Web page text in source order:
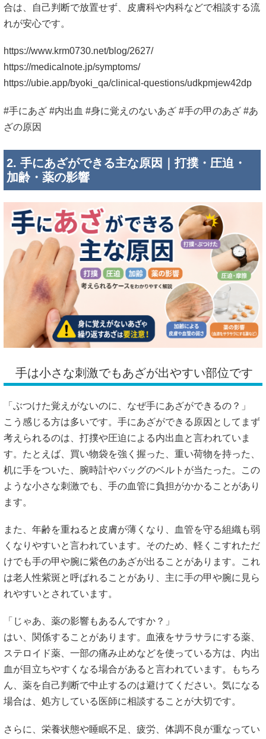
合は、自己判断で放置せず、皮膚科や内科などで相談する流
れが安心です。
https://www.krm0730.net/blog/2627/
https://medicalnote.jp/symptoms/
https://ubie.app/byoki_qa/clinical-questions/udkpmjew42dp
#手にあざ #内出血 #身に覚えのないあざ #手の甲のあざ #あ
ざの原因
2. 手にあざができる主な原因｜打撲・圧迫・
加齢・薬の影響
手は小さな刺激でもあざが出やすい部位です
「ぶつけた覚えがないのに、なぜ手にあざができるの？」
こう感じる方は多いです。手にあざができる原因としてまず
考えられるのは、打撲や圧迫による内出血と言われていま
す。たとえば、買い物袋を強く握った、重い荷物を持った、
机に手をついた、腕時計やバッグのベルトが当たった。この
ような小さな刺激でも、手の血管に負担がかかることがあり
ます。
また、年齢を重ねると皮膚が薄くなり、血管を守る組織も弱
くなりやすいと言われています。そのため、軽くこすれただ
けでも手の甲や腕に紫色のあざが出ることがあります。これ
は老人性紫斑と呼ばれることがあり、主に手の甲や腕に見ら
れやすいとされています。
「じゃあ、薬の影響もあるんですか？」
はい、関係することがあります。血液をサラサラにする薬、
ステロイド薬、一部の痛み止めなどを使っている方は、内出
血が目立ちやすくなる場合があると言われています。もちろ
ん、薬を自己判断で中止するのは避けてください。気になる
場合は、処方している医師に相談することが大切です。
さらに、栄養状態や睡眠不足、疲労、体調不良が重なってい